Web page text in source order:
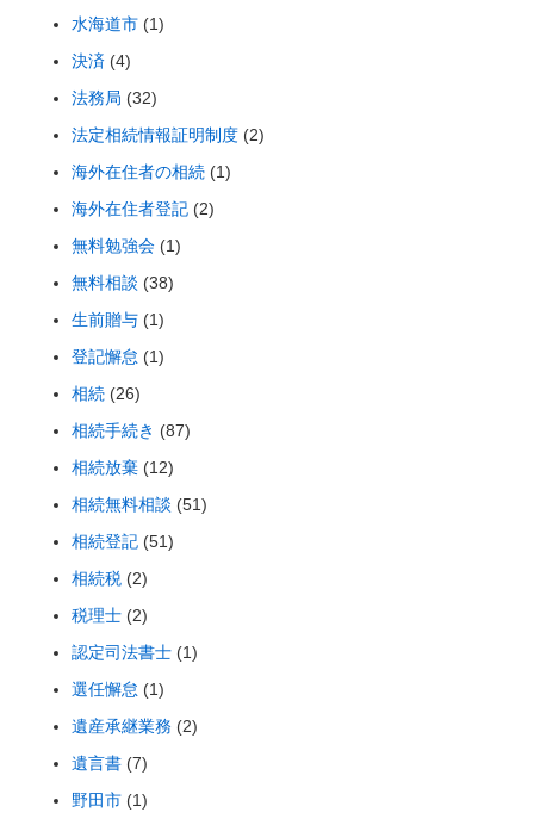
水海道市 (1)
決済 (4)
法務局 (32)
法定相続情報証明制度 (2)
海外在住者の相続 (1)
海外在住者登記 (2)
無料勉強会 (1)
無料相談 (38)
生前贈与 (1)
登記懈怠 (1)
相続 (26)
相続手続き (87)
相続放棄 (12)
相続無料相談 (51)
相続登記 (51)
相続税 (2)
税理士 (2)
認定司法書士 (1)
選任懈怠 (1)
遺産承継業務 (2)
遺言書 (7)
野田市 (1)